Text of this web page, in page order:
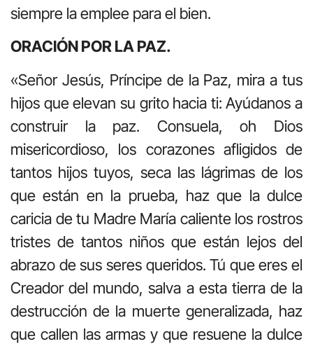
siempre la emplee para el bien.
ORACIÓN POR LA PAZ.
«Señor Jesús, Príncipe de la Paz, mira a tus
hijos que elevan su grito hacia ti: Ayúdanos a
construir la paz. Consuela, oh Dios
misericordioso, los corazones afligidos de
tantos hijos tuyos, seca las lágrimas de los
que están en la prueba, haz que la dulce
caricia de tu Madre María caliente los rostros
tristes de tantos niños que están lejos del
abrazo de sus seres queridos. Tú que eres el
Creador del mundo, salva a esta tierra de la
destrucción de la muerte generalizada, haz
que callen las armas y que resuene la dulce